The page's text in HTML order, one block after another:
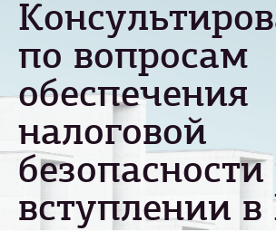
по вопросам
обеспечения
налоговой
вступлении